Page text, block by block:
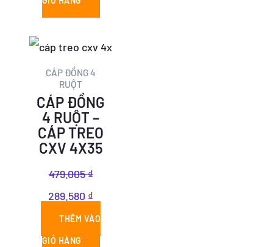
CÁP ĐỒNG 4
RUỘT
CÁP ĐỒNG
4 RUỘT –
CÁP TREO
CXV 4X35
479.005₫
Giá
gốc
479.005 ₫.
289.580 ₫
Giá
hiện
là:
289.580 ₫.
THÊM VÀO
GIỎ HÀNG